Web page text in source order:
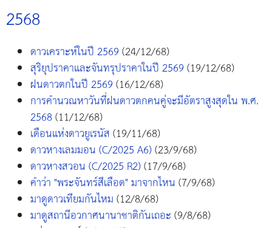
2568
ดาวเคราะห์ในปี 2569(24/12/68)
สุริยุปราคาและจันทรุปราคาในปี 2569(19/12/68)
ฝนดาวตกในปี 2569(16/12/68)
การคำนวณหาวันที่ฝนดาวตกคนคู่จะมีอัตราสูงสุดใน พ.ศ.
2568(11/12/68)
เดือนแห่งดาวยูเรนัส(19/11/68)
ดาวหางเลมมอน (C/2025 A6)(23/9/68)
ดาวหางสวอน (C/2025 R2)(17/9/68)
คำว่า "พระจันทร์สีเลือด" มาจากไหน(7/9/68)
มาดูดาวเทียมกันไหม(12/8/68)
มาดูสถานีอวกาศนานาชาติกันเถอะ(9/8/68)